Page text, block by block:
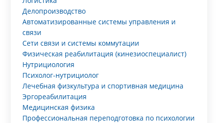
Делопроизводство
Автоматизированные системы управления и
связи
Сети связи и системы коммутации
Физическая реабилитация (кинезиоспециалист)
Нутрициология
Психолог-нутрициолог
Лечебная физкультура и спортивная медицина
Эргореабилитация
Медицинская физика
Профессиональная переподготовка по психологии